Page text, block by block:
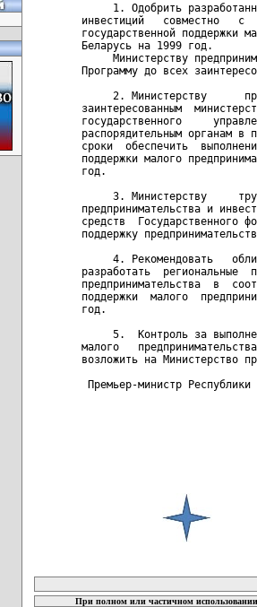
1. Одобрить
инвестиций   совместно   с
государственной поддержки
Беларусь на 1999 год.
Министерству
Программу до всех
2. Министерству
заинтересованным
государственного
распорядительным органам в
сроки  обеспечить
поддержки малого
год.
3. Министерству
предпринимательства и
средств  Государственного
поддержку
4. Рекомендовать
разработать  региональные
предпринимательства  в
поддержки  малого
год.
5.  Контроль за
малого
возложить на Министерство
Премьер-министр
При полном или частичном